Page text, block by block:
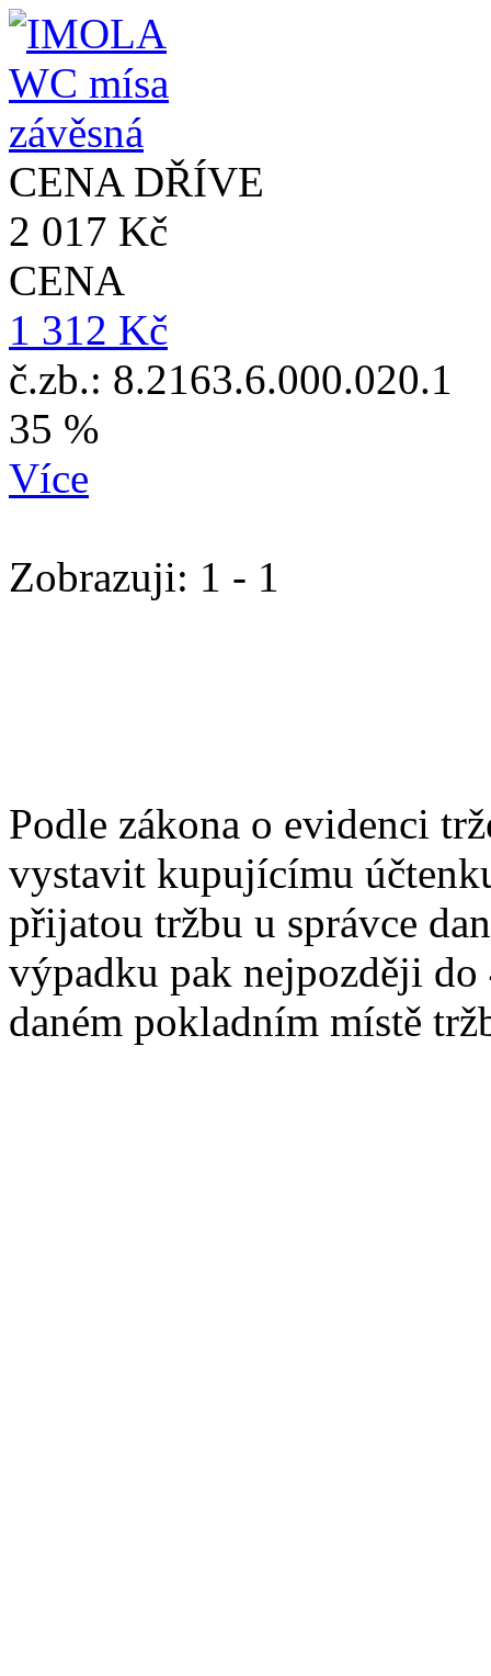
CENA DŘÍVE
2 017 Kč
CENA
1 312 Kč
č.zb.: 8.2163.6.000.020.1
35 %
Více
Zobrazuji: 1 - 1
Podle zákona o evidenci
vystavit kupujícímu
přijatou tržbu u správce
výpadku pak nejpozději
daném pokladním místě